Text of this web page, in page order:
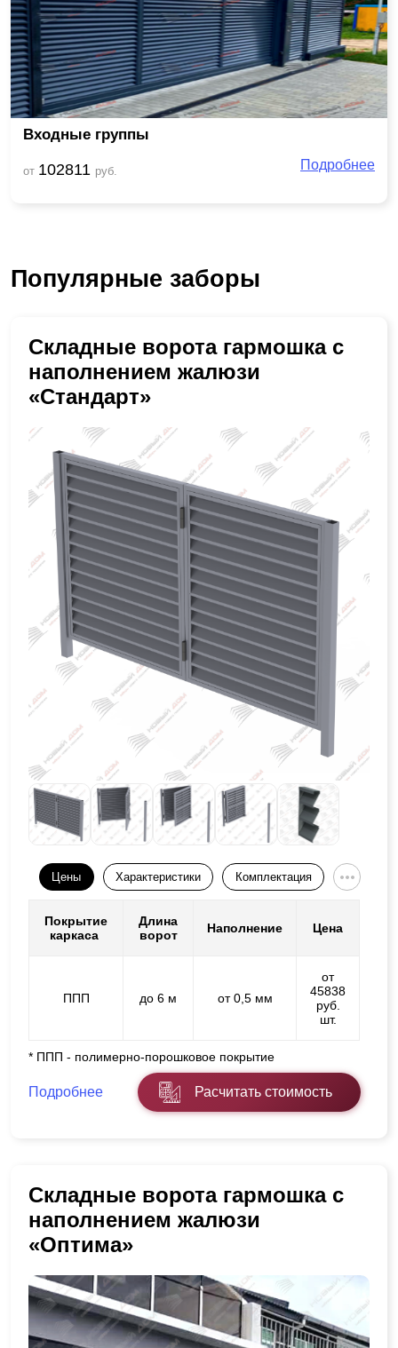
Входные группы
от 102811 руб. Подробнее
Популярные заборы
Складные ворота гармошка с
наполнением жалюзи
«Стандарт»
Цены Характеристики Комплектация
Покрытие
каркаса
Длина
ворот
Наполнение Цена
ППП до 6 м от 0,5 мм
от
45838
руб.
шт.
* ППП - полимерно-порошковое покрытие
Подробнее Расчитать стоимость
Складные ворота гармошка с
наполнением жалюзи
«Оптима»